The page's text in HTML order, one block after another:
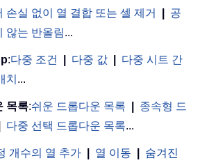
손실 없이 열 결합 또는 셀 제거
공
않는 반올림...
:다중 조건 다중 값
다중 시트 간
치 ...
목록:쉬운 드롭다운 목록
종속형 드
다중 선택 드롭다운 목록...
개수의 열 추가 열 이동
숨겨진